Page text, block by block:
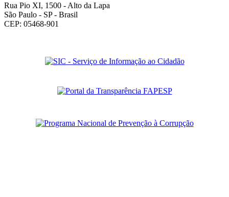
Rua Pio XI, 1500 - Alto da Lapa
São Paulo - SP - Brasil
CEP: 05468-901